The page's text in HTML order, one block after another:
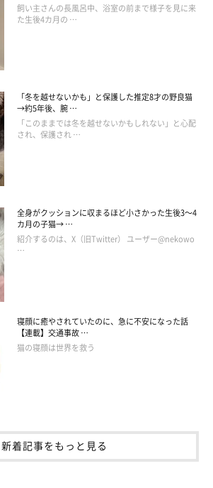
飼い主さんの長風呂中、浴室の前まで様子を見に来
た生後4カ月の …
「冬を越せないかも」と保護した推定8才の野良猫
→約5年後、腕 …
「このままでは冬を越せないかもしれない」と心配
され、保護され …
全身がクッションに収まるほど小さかった生後3～4
カ月の子猫→ …
紹介するのは、X（旧Twitter） ユーザー@nekowo
…
寝顔に癒やされていたのに、急に不安になった話
【連載】交通事故 …
猫の寝顔は世界を救う
新着記事をもっと見る